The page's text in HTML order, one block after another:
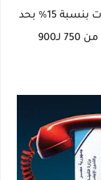
الرئيس عبد الفتاح السيسي بزيادة المعاشات بنسبة 15% بحد
أدنى 150 جنيهًا، ورفع الحد الأدنى للمعاشات من 750 لـ900